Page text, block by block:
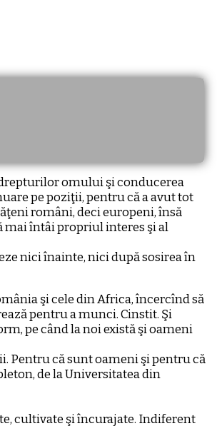
omului şi conducerea
pe poziţii, pentru că a avut tot
români, deci europeni, însă
mai întâi propriul interes şi al
nici înainte, nici după sosirea în
şi cele din Africa, încercînd să
pentru a munci. Cinstit. Şi
pe când la noi există şi oameni
Pentru că sunt oameni şi pentru că
de la Universitatea din
cultivate şi încurajate. Indiferent